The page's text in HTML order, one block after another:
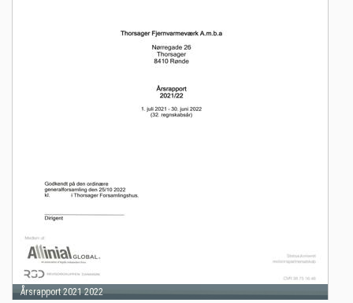
Årsrapport 2021 2022